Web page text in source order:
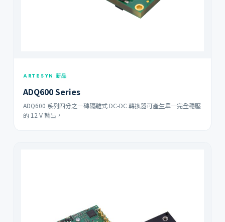
ARTESYN 新品
ADQ600 Series
ADQ600 系列四分之一磚隔離式 DC-DC 轉換器可產生單一完全穩壓
的 12 V 輸出，